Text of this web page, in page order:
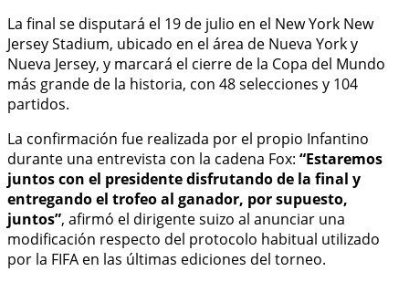
La final se disputará el 19 de julio en el New York New
Jersey Stadium, ubicado en el área de Nueva York y
Nueva Jersey, y marcará el cierre de la Copa del Mundo
más grande de la historia, con 48 selecciones y 104
partidos.
La confirmación fue realizada por el propio Infantino
durante una entrevista con la cadena Fox: “Estaremos
juntos con el presidente disfrutando de la final y
entregando el trofeo al ganador, por supuesto,
juntos”, afirmó el dirigente suizo al anunciar una
modificación respecto del protocolo habitual utilizado
por la FIFA en las últimas ediciones del torneo.